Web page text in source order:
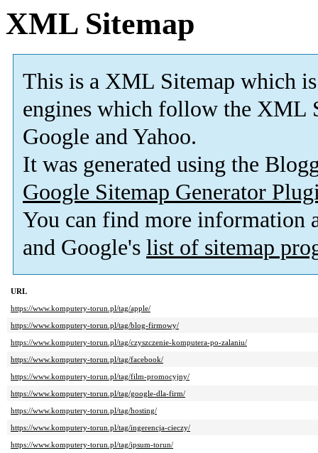
XML Sitemap
This is a XML Sitemap which is
engines which follow the XML
Google and Yahoo.
It was generated using the
Google Sitemap Generator
You can find more information
and Google's list of sitemap
URL
https://www.komputery-torun.pl/tag/apple/
https://www.komputery-torun.pl/tag/blog-firmowy/
https://www.komputery-torun.pl/tag/czyszczenie-komputera-po-zalaniu/
https://www.komputery-torun.pl/tag/facebook/
https://www.komputery-torun.pl/tag/film-promocyjny/
https://www.komputery-torun.pl/tag/google-dla-firm/
https://www.komputery-torun.pl/tag/hosting/
https://www.komputery-torun.pl/tag/ingerencja-cieczy/
https://www.komputery-torun.pl/tag/ipsum-torun/